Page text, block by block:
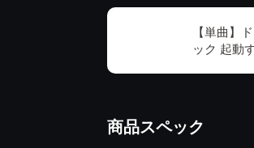
【単曲】
ック 起動
商品スペック